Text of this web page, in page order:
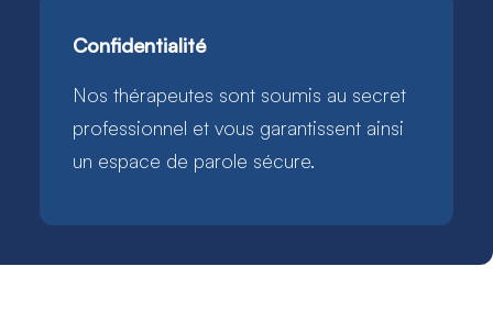
Confidentialité
Nos thérapeutes sont soumis au secret
professionnel et vous garantissent ainsi
un espace de parole sécure.